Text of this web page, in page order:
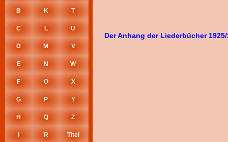
Der Anhang der Liederbücher 1925/
B K T
C L U
D M V
E N W
F O X
G P Y
H Q Z
R Titel